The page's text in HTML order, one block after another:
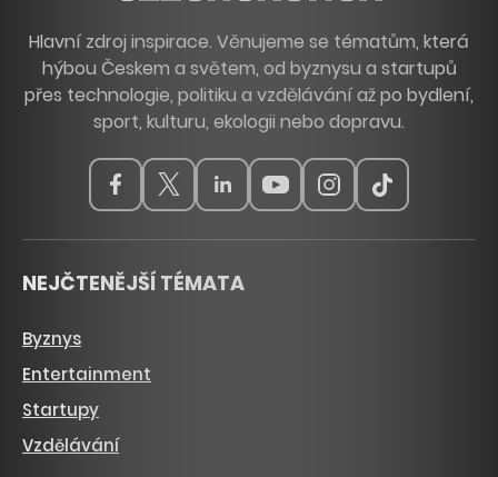
Hlavní zdroj inspirace. Věnujeme se tématům, která
hýbou Českem a světem, od byznysu a startupů
přes technologie, politiku a vzdělávání až po bydlení,
sport, kulturu, ekologii nebo dopravu.
NEJČTENĚJŠÍ TÉMATA
Byznys
Entertainment
Startupy
Vzdělávání